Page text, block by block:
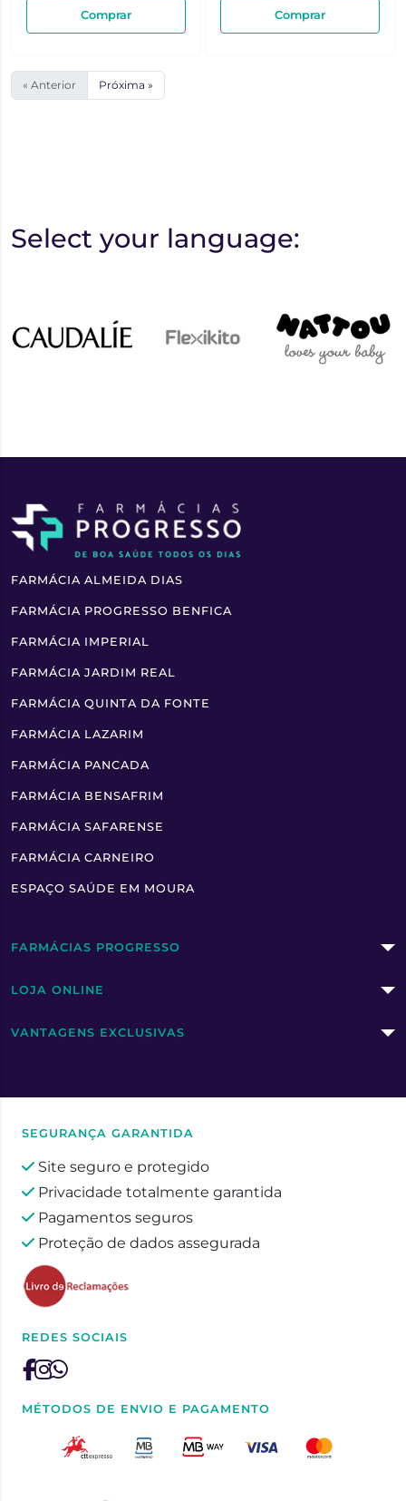
Comprar Comprar
« Anterior Próxima »
Select your language:
FARMÁCIA ALMEIDA DIAS
FARMÁCIA PROGRESSO BENFICA
FARMÁCIA IMPERIAL
FARMÁCIA JARDIM REAL
FARMÁCIA QUINTA DA FONTE
FARMÁCIA LAZARIM
FARMÁCIA PANCADA
FARMÁCIA BENSAFRIM
FARMÁCIA SAFARENSE
FARMÁCIA CARNEIRO
ESPAÇO SAÚDE EM MOURA
FARMÁCIAS PROGRESSO
LOJA ONLINE
VANTAGENS EXCLUSIVAS
SEGURANÇA GARANTIDA
Site seguro e protegido
Privacidade totalmente garantida
Pagamentos seguros
Proteção de dados assegurada
REDES SOCIAIS
MÉTODOS DE ENVIO E PAGAMENTO